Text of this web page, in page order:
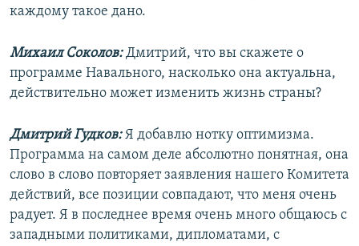
каждому такое дано.
Михаил Соколов:Дмитрий, что вы скажете о
программе Навального, насколько она актуальна,
действительно может изменить жизнь страны?
Дмитрий Гудков:Я добавлю нотку оптимизма.
Программа на самом деле абсолютно понятная, она
слово в слово повторяет заявления нашего Комитета
действий, все позиции совпадают, что меня очень
радует. Я в последнее время очень много общаюсь с
западными политиками, дипломатами, с